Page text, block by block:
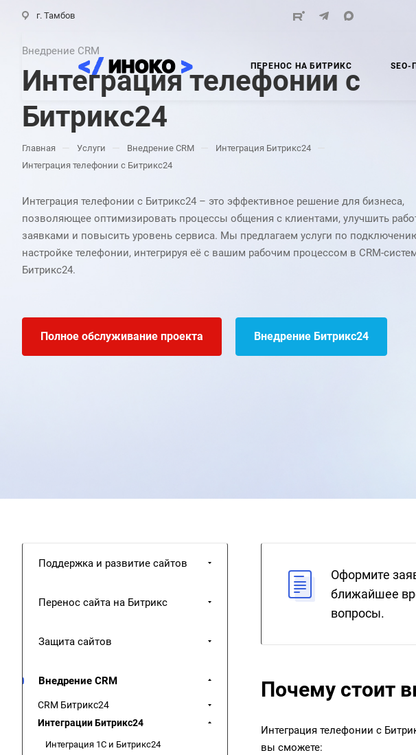
г. Тамбов
ПЕРЕНОС НА БИТРИКС
Внедрение CRM
Интеграция телефонии с
Битрикс24
Главная — Услуги — Внедрение CRM — Интеграция Битрикс24 —
Интеграция телефонии с Битрикс24
Интеграция телефонии с Битрикс24 – это эффективное решение для бизнеса,
позволяющее оптимизировать процессы общения с клиентами, улучшить
заявками и повысить уровень сервиса. Мы предлагаем услуги по
настройке телефонии, интегрируя её с вашим рабочим процессом в CRM-
Битрикс24.
Полное обслуживание проекта Внедрение Битрикс24
Оформите
ближайшее
вопросы.
Почему стоит
Интеграция телефонии с
вы сможете:
Поддержка и развитие сайтов
Перенос сайта на Битрикс
Защита сайтов
Внедрение CRM
CRM Битрикс24
Интеграции Битрикс24
Интеграция 1С и Битрикс24